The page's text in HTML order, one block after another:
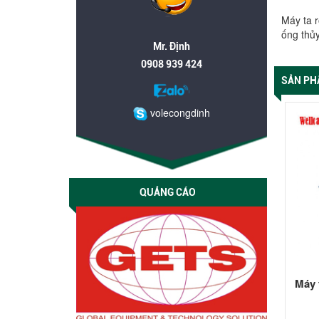
Mr. Định
0908 939 424
volecongdinh
QUẢNG CÁO
Máy ta
ống
SẢN